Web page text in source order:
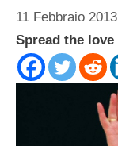
11 Febbraio 2013
Spread the love